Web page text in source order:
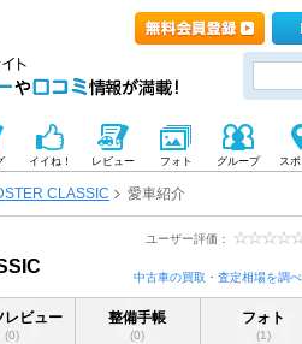
イイね！ レビュー フォト グループ スポ
CLASSIC 愛車紹介
ユーザー評価：
中古車の買取・査定相場を調
レビュー
(0)
整備手帳
(0)
フォト
(1)